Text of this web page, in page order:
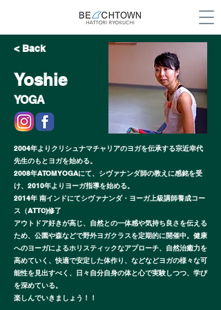
< Back
Yoshie
YOGA
2004年よりクリシュナマチャリアのヨガを伝承する宗近幸代
先生のもとヨガを始める。
2008年ATOM YOGAにて、シヴァナンダ師の教えに感銘を受
け、2010年よりヨーガ指導を始める。
2014年 南インドにてシヴァナンダ・ヨーガ上級講師養成コー
ス（ATTC)修了
アウトドア好きが高じ、自然との一体感や気持ち良さを伝える
ため、公園や森などで野外ヨガクラスを定期的に開催中。健康
へのヨーガによるホリスティックなアプローチ、自然治癒力を
高めていく、快適で安定した体作り、などなどヨガの様々な可
能性を見出すべく、日々自分自身の体と心で実験しつつ、学び
を深めている。
楽しんでいきましょう！！